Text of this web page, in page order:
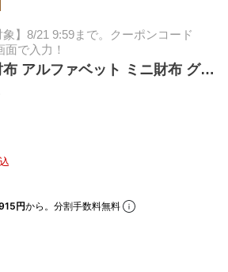
象】8/21 9:59まで。クーポンコード
面で入力！
クロエ 三つ折り財布 アルファベット ミニ財布 グレー レディース CHLOE CHC21WP946F57 053
円から。分割手数料無料